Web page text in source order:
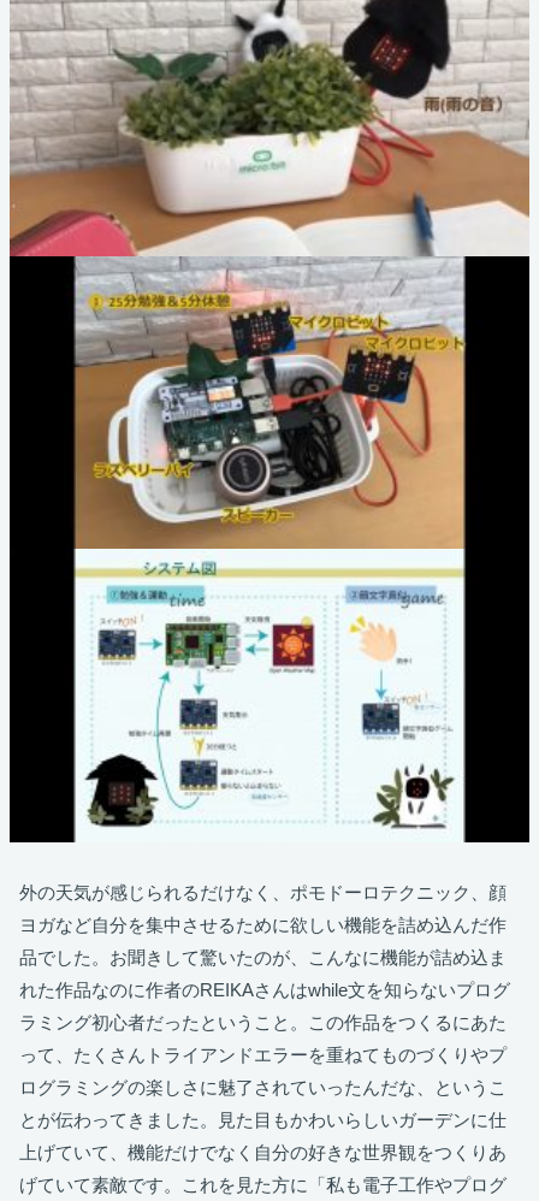
外の天気が感じられるだけなく、ポモドーロテクニック、顔
ヨガなど自分を集中させるために欲しい機能を詰め込んだ作
品でした。お聞きして驚いたのが、こんなに機能が詰め込ま
れた作品なのに作者のREIKAさんはwhile文を知らないプログ
ラミング初心者だったということ。この作品をつくるにあた
って、たくさんトライアンドエラーを重ねてものづくりやプ
ログラミングの楽しさに魅了されていったんだな、というこ
とが伝わってきました。見た目もかわいらしいガーデンに仕
上げていて、機能だけでなく自分の好きな世界観をつくりあ
げていて素敵です。これを見た方に「私も電子工作やプログ